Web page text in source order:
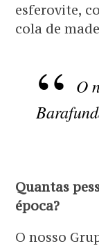
esferovite,
cola de
O
Quantas
época?
O nosso